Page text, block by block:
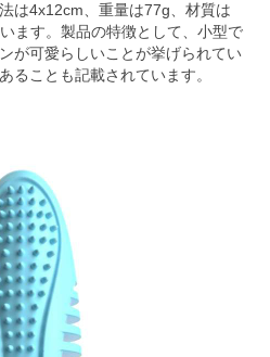
は4x12cm、重量は77g、材質は
ます。製品の特徴として、小型で
が可愛らしいことが挙げられてい
ることも記載されています。